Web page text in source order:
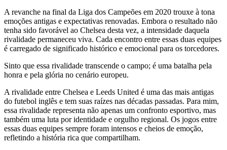
A revanche na final da Liga dos Campeões em 2020 trouxe à tona
emoções antigas e expectativas renovadas. Embora o resultado não
tenha sido favorável ao Chelsea desta vez, a intensidade daquela
rivalidade permaneceu viva. Cada encontro entre essas duas equipes
é carregado de significado histórico e emocional para os torcedores.
Sinto que essa rivalidade transcende o campo; é uma batalha pela
honra e pela glória no cenário europeu.
A rivalidade entre Chelsea e Leeds United é uma das mais antigas
do futebol inglês e tem suas raízes nas décadas passadas. Para mim,
essa rivalidade representa não apenas um confronto esportivo, mas
também uma luta por identidade e orgulho regional. Os jogos entre
essas duas equipes sempre foram intensos e cheios de emoção,
refletindo a história rica que compartilham.